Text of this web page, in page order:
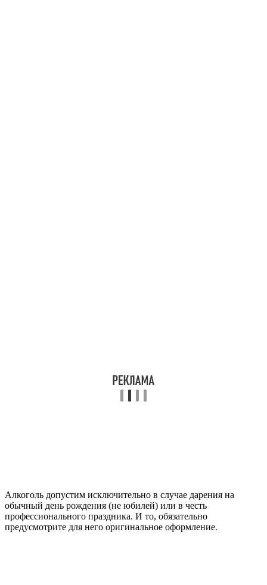
Алкоголь допустим исключительно в случае дарения на
обычный день рождения (не юбилей) или в честь
профессионального праздника. И то, обязательно
предусмотрите для него оригинальное оформление.